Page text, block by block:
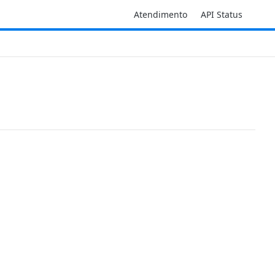
Atendimento API Status